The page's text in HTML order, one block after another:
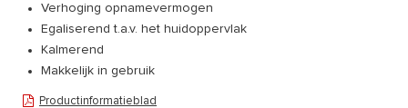
Verhoging opnamevermogen
Egaliserend t.a.v. het huidoppervlak
Kalmerend
Makkelijk in gebruik
Productinformatieblad